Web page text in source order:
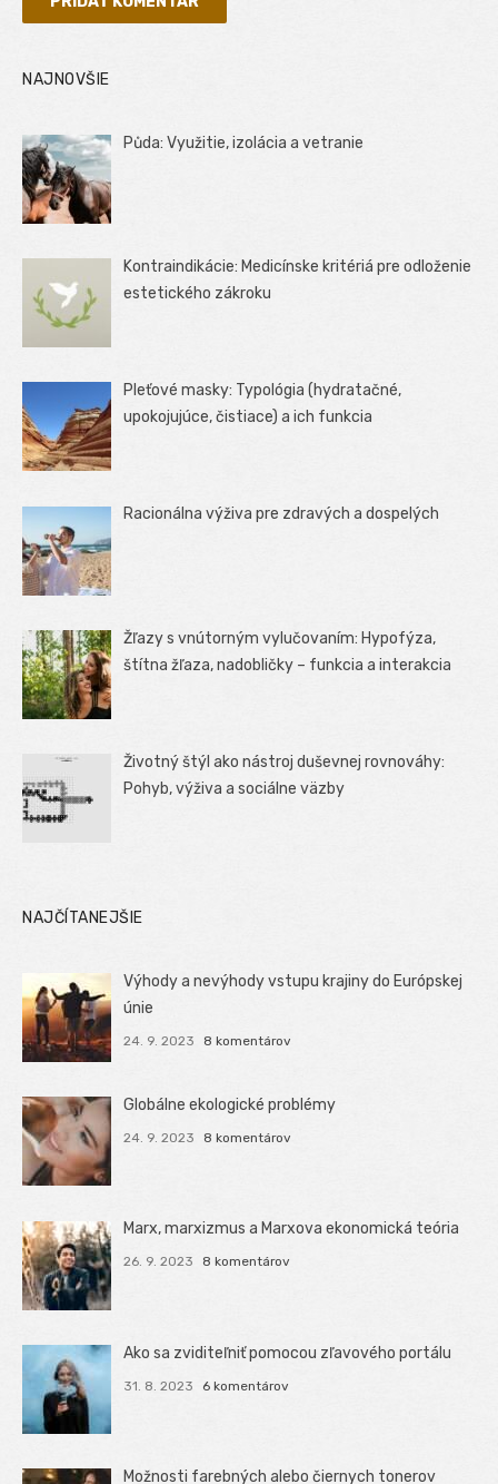
NAJNOVŠIE
Půda: Využitie, izolácia a vetranie
Kontraindikácie: Medicínske kritériá pre odloženie
estetického zákroku
Pleťové masky: Typológia (hydratačné,
upokojujúce, čistiace) a ich funkcia
Racionálna výživa pre zdravých a dospelých
Žľazy s vnútorným vylučovaním: Hypofýza,
štítna žľaza, nadobličky – funkcia a interakcia
Životný štýl ako nástroj duševnej rovnováhy:
Pohyb, výživa a sociálne väzby
NAJČÍTANEJŠIE
Výhody a nevýhody vstupu krajiny do Európskej
únie
24. 9. 2023 8 komentárov
Globálne ekologické problémy
24. 9. 2023 8 komentárov
Marx, marxizmus a Marxova ekonomická teória
26. 9. 2023 8 komentárov
Ako sa zviditeľniť pomocou zľavového portálu
31. 8. 2023 6 komentárov
Možnosti farebných alebo čiernych tonerov